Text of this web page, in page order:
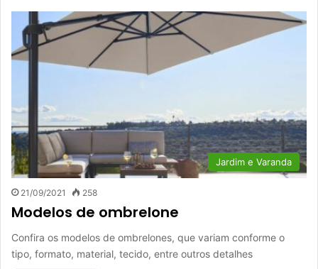
Jardim e Varanda
21/09/2021 258
Modelos de ombrelone
Confira os modelos de ombrelones, que variam conforme o
tipo, formato, material, tecido, entre outros detalhes